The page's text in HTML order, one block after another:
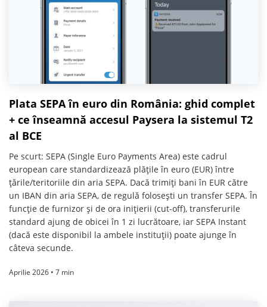
Plata SEPA în euro din România: ghid complet
+ ce înseamnă accesul Paysera la sistemul T2
al BCE
Pe scurt: SEPA (Single Euro Payments Area) este cadrul
european care standardizează plățile în euro (EUR) între
țările/teritoriile din aria SEPA. Dacă trimiți bani în EUR către
un IBAN din aria SEPA, de regulă folosești un transfer SEPA. În
funcție de furnizor și de ora inițierii (cut-off), transferurile
standard ajung de obicei în 1 zi lucrătoare, iar SEPA Instant
(dacă este disponibil la ambele instituții) poate ajunge în
câteva secunde.
Aprilie 2026 • 7 min